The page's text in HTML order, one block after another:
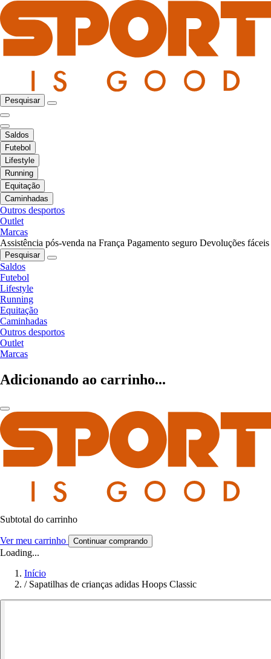
Pesquisar
Saldos
Futebol
Lifestyle
Running
Equitação
Caminhadas
Outros desportos
Outlet
Marcas
Assistência pós-venda na França Pagamento seguro Devoluções fáceis
Pesquisar
Saldos
Futebol
Lifestyle
Running
Equitação
Caminhadas
Outros desportos
Outlet
Marcas
Adicionando ao carrinho...
Subtotal do carrinho
Ver meu carrinho Continuar comprando
Loading...
Início
/ Sapatilhas de crianças adidas Hoops Classic